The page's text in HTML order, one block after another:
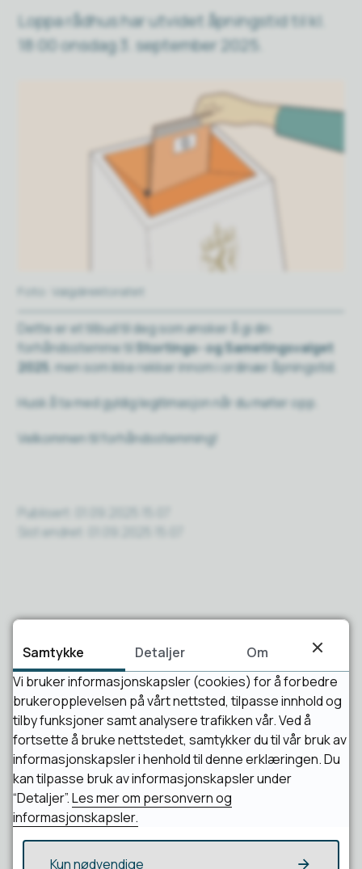
Loppa rådhus har utvidet åpningstid til kl.
18:00 onsdag 3. september 2025.
Valgdirektoratet
Dette er et tilbud til deg som ønsker å gi din
forhåndsstemme tilStortings- og Sametingsvalget
2025 , men som ikke rekker innom i ordinær åpningstid.
Husk å ta med gyldig legitimasjon når du møter opp.
Velkommen til forhåndsstemming!
Publisert
Sist endret
Fant du det du lette etter?
Ja Nei
Samtykke Detaljer
Om
Vi bruker informasjonskapsler (cookies) for å forbedre
brukeropplevelsen på vårt nettsted, tilpasse innhold og
tilby funksjoner samt analysere trafikken vår. Ved å
fortsette å bruke nettstedet, samtykker du til vår bruk av
informasjonskapsler i henhold til denne erklæringen. Du
kan tilpasse bruk av informasjonskapsler under
“Detaljer”.Les mer om personvern og
informasjonskapsler.
Kun nødvendige